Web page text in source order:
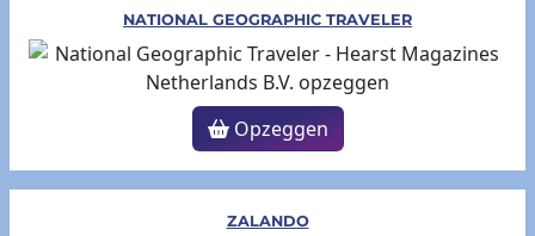
NATIONAL GEOGRAPHIC TRAVELER
Opzeggen
ZALANDO